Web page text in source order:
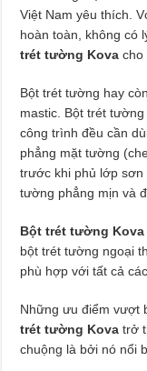
Việt Nam yêu thích.
hoàn toàn, không có
trét tường Kova cho
Bột trét tường hay
mastic. Bột trét
công trình đều cần
phẳng mặt tường
trước khi phủ lớp
tường phẳng mịn và
Bột trét tường Kova
bột trét tường ngoại
phù hợp với tất cả
Những ưu điểm vượt
trét tường Kova trở
chuộng là bởi nó nổi